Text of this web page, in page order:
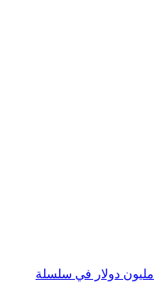
صناديق بيتكوين المتداولة تجذب 853.5 مليون دولار في سلسلة